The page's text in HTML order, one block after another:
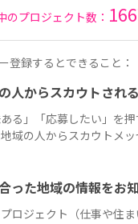
のプロジェクト数：
登録するとできること：
人からスカウトされる
る」「応募したい」を
域の人からスカウトメッ
った地域の情報をお
ロジェクト（仕事や住